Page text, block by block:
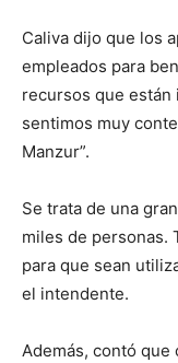
Caliva dijo que los
empleados para
recursos que están
sentimos muy
Manzur”.
Se trata de una
miles de personas.
para que sean
el intendente.
Además, contó que